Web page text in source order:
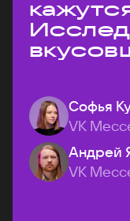
Софья
VK
Андрей
VK